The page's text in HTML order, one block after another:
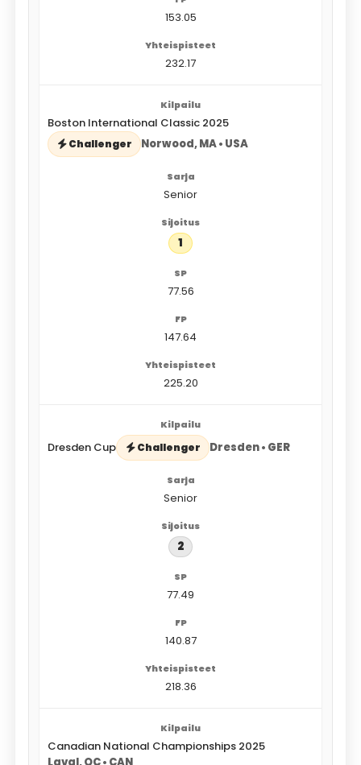
153.05
232.17
Boston International Classic 2025
Challenger Norwood, MA • USA
Senior
1
77.56
147.64
225.20
Dresden Cup Challenger Dresden • GER
Senior
2
77.49
140.87
218.36
Canadian National Championships 2025